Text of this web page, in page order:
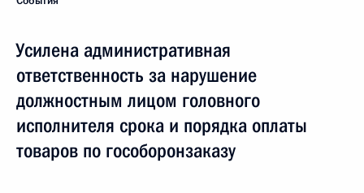
Усилена административная
ответственность за нарушение
должностным лицом головного
исполнителя срока и порядка оплаты
товаров по гособоронзаказу